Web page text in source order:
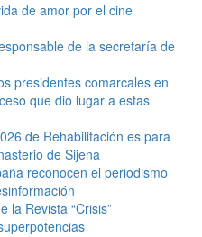
de amor por el cine
de la secretaría de
presidentes comarcales en
que dio lugar a estas
de Rehabilitación es para
de Sijena
reconocen el periodismo
la Revista “Crisis”